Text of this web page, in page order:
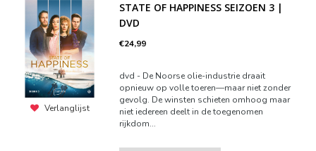
Verlanglijst
STATE OF HAPPINESS SEIZOEN 3 |
DVD
€24,99
dvd - De Noorse olie-industrie draait
opnieuw op volle toeren—maar niet zonder
gevolg. De winsten schieten omhoog maar
niet iedereen deelt in de toegenomen
rijkdom...